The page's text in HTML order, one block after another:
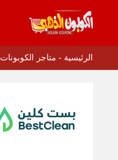
الرئيسية - متاجر الكوبونات